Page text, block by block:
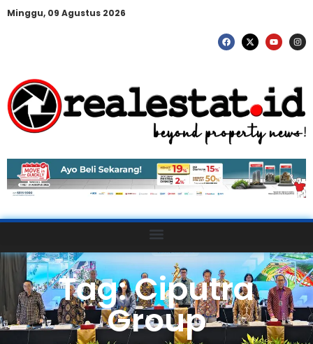
Minggu, 09 Agustus 2026
Tag: Ciputra
Group